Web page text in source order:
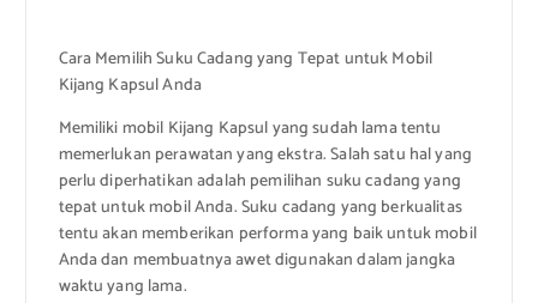
Cara Memilih Suku Cadang yang Tepat untuk Mobil
Kijang Kapsul Anda
Memiliki mobil Kijang Kapsul yang sudah lama tentu
memerlukan perawatan yang ekstra. Salah satu hal yang
perlu diperhatikan adalah pemilihan suku cadang yang
tepat untuk mobil Anda. Suku cadang yang berkualitas
tentu akan memberikan performa yang baik untuk mobil
Anda dan membuatnya awet digunakan dalam jangka
waktu yang lama.